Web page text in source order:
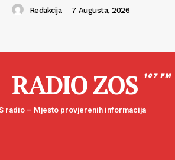
Redakcija - 7 Augusta, 2026
RADIO ZOS 107 FM
radio – Mjesto provjerenih informacija